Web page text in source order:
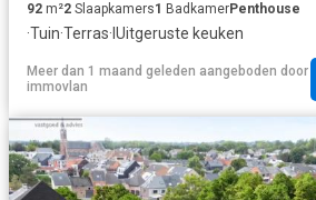
92 m²2 Slaapkamers1 BadkamerPenthouse
·Tuin·Terras· IUitgeruste keuken
Meer dan 1 maand geleden aangeboden door
immovlan